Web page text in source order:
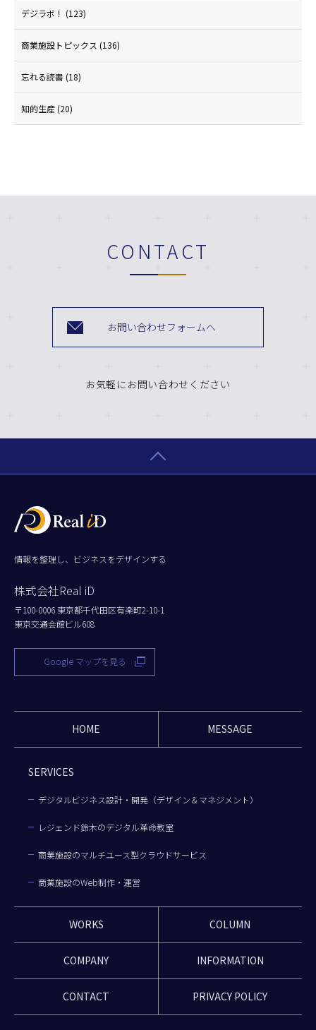
デジラボ！ (123)
商業施設トピックス (136)
忘れる読書(18)
知的生産(20)
CONTACT
お問い合わせフォームへ
お気軽にお問い合わせください
情報を整理し、ビジネスをデザインする
株式会社Real iD
〒100-0006 東京都千代田区有楽町2-10-1
東京交通会館ビル608
Google マップを見る
HOME MESSAGE
SERVICES
デジタルビジネス設計・開発（デザイン＆マネジメント）
レジェンド鈴木のデジタル革命教室
商業施設のマルチユース型クラウドサービス
商業施設のWeb制作・運営
WORKS COLUMN
COMPANY INFORMATION
CONTACT PRIVACY POLICY